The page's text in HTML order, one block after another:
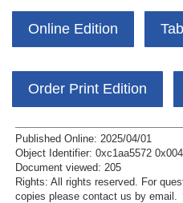
Online Edition
Order Print Edition
Published Online: 2025/04/01
Object Identifier: 0xc1aa5572
Document viewed: 205
Rights: All rights reserved.
For
copies please contact us by email